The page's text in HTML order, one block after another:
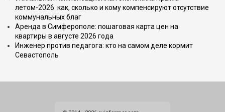
летом-2026: как, сколько и кому компенсируют отсутствие
коммунальных благ
Аренда в Симферополе: пошаговая карта цен на
квартиры в августе 2026 года
Инженер против педагога: кто на самом деле кормит
Севастополь